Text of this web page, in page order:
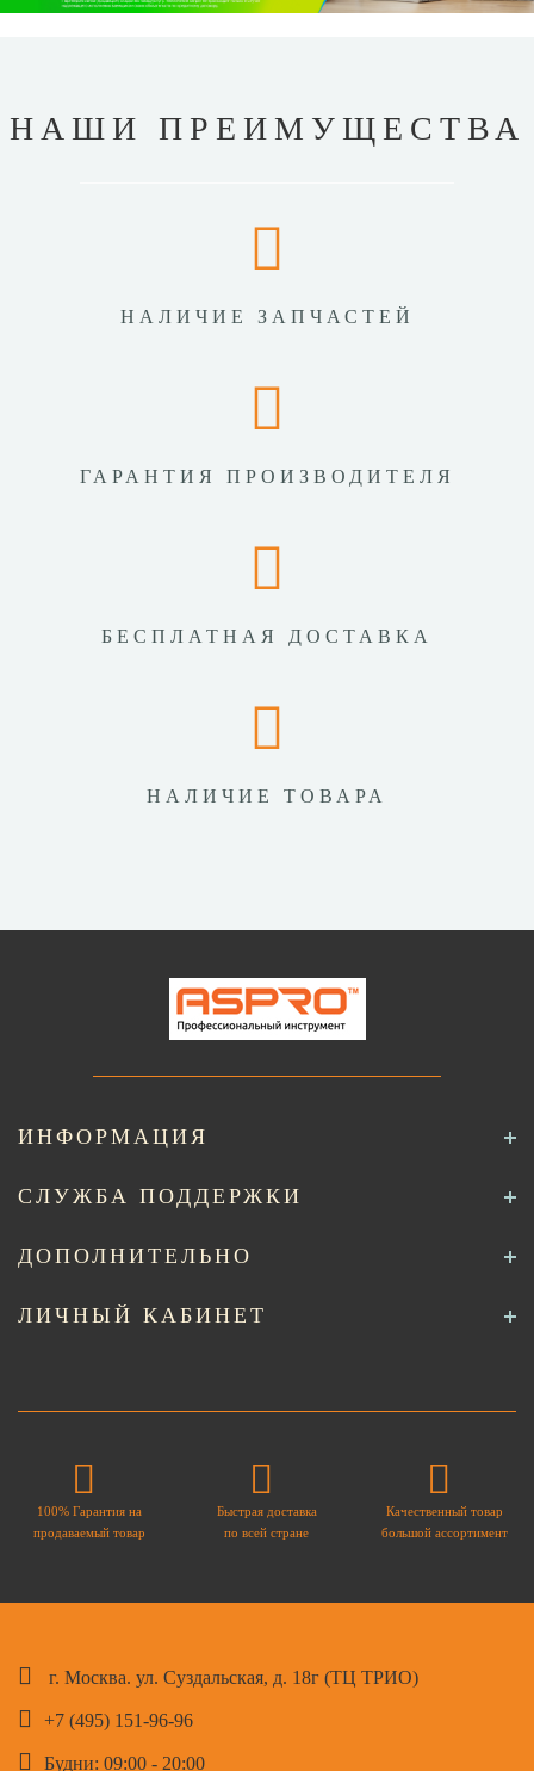
НАШИ ПРЕИМУЩЕСТВА
НАЛИЧИЕ ЗАПЧАСТЕЙ
ГАРАНТИЯ ПРОИЗВОДИТЕЛЯ
БЕСПЛАТНАЯ ДОСТАВКА
НАЛИЧИЕ ТОВАРА
ИНФОРМАЦИЯ
СЛУЖБА ПОДДЕРЖКИ
ДОПОЛНИТЕЛЬНО
ЛИЧНЫЙ КАБИНЕТ
100% Гарантия на
продаваемый товар
Быстрая доставка
по всей стране
Качественный товар
большой ассортимент
г. Москва. ул. Суздальская, д. 18г (ТЦ ТРИО)
+7 (495) 151-96-96
Будни: 09:00 - 20:00